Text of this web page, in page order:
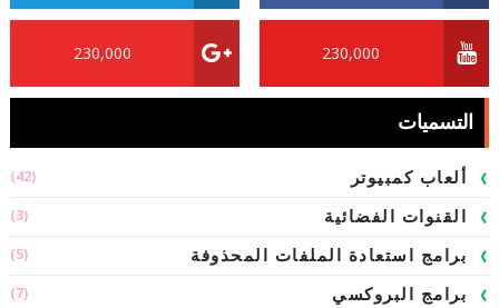
230,000
230,000
التسميات
ألعاب كمبيوتر (42)
القنوات الفضائية (3)
برامج استعادة الملفات المحذوفة (5)
برامج البروكسي (7)